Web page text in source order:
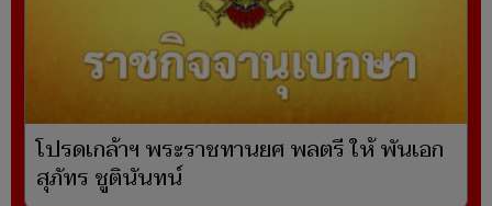
โปรดเกล้าฯ พระราชทานยศ พลตรี ให้ พันเอก
สุภัทร ชูตินันทน์